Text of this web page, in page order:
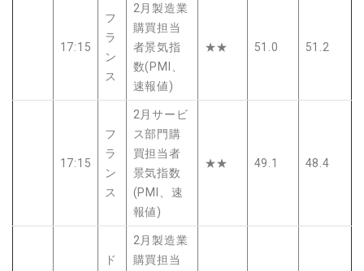
17:15
フ
ラ
ン
ス
2月製造業
購買担当
者景気指
数(PMI、
速報値)
★★ 51.0 51.2
17:15
フ
ラ
ン
ス
2月サービ
ス部門購
買担当者
景気指数
(PMI、速
報値)
★★ 49.1 48.4
ド
2月製造業
購買担当